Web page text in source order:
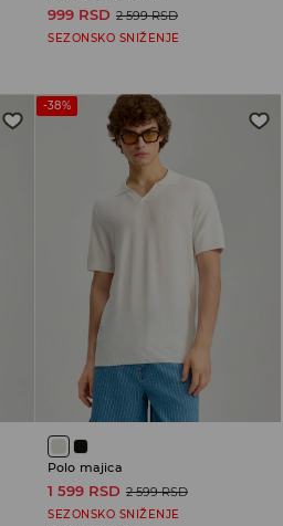
999 RSD 2 599 RSD
SEZONSKO SNIŽENJE
-38%
Polo majica
1 599 RSD 2 599 RSD
SEZONSKO SNIŽENJE